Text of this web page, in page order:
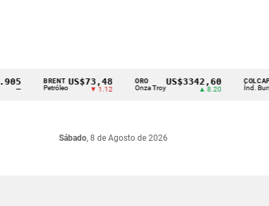
BRENT
Petróleo
US$73,48
▼ 1.12 Onza Troy
US$3342,60
▲ 8.20
COLCAP
Índ. Bursátil
Sábado, 8 de Agosto de 2026